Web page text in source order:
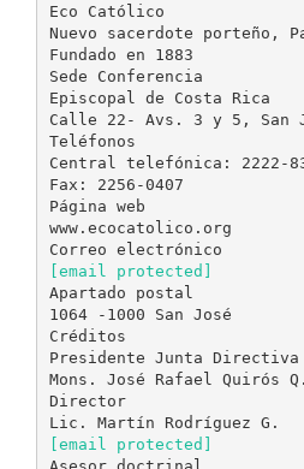
Eco Católico
Nuevo sacerdote porteño,
Fundado en 1883
Sede Conferencia
Episcopal de Costa Rica
Calle 22- Avs. 3 y 5, San
Teléfonos
Central telefónica: 2222-
Fax: 2256-0407
Página web
www.ecocatolico.org
[email protected]
Apartado postal
1064 -1000 San José
Créditos
Presidente Junta Directiva
Mons. José Rafael Quirós Q.
Director
[email protected]
Asesor doctrinal